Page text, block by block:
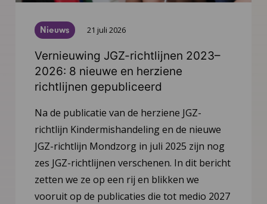
Nieuws 21 juli 2026
Vernieuwing JGZ-richtlijnen 2023–
2026: 8 nieuwe en herziene
richtlijnen gepubliceerd
Na de publicatie van de herziene JGZ-
richtlijn Kindermishandeling en de nieuwe
JGZ-richtlijn Mondzorg in juli 2025 zijn nog
zes JGZ-richtlijnen verschenen. In dit bericht
zetten we ze op een rij en blikken we
vooruit op de publicaties die tot medio 2027